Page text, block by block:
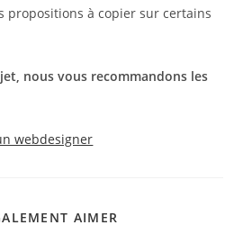
propositions à copier sur certains
nous vous recommandons les
webdesigner
AIMER